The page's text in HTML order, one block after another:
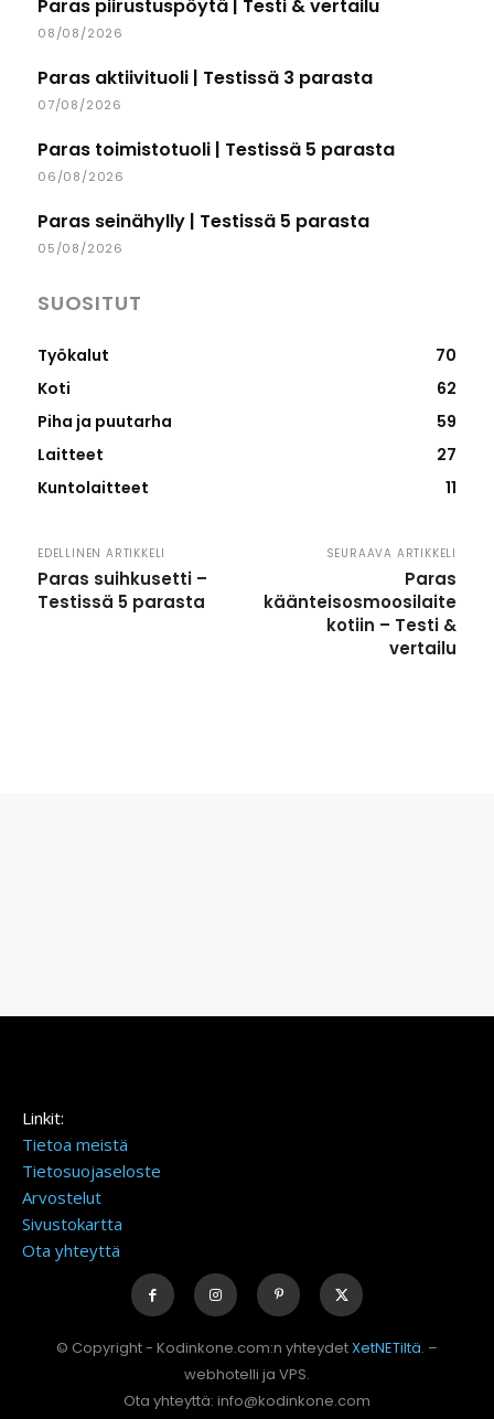
Paras piirustuspöytä | Testi & vertailu
08/08/2026
Paras aktiivituoli | Testissä 3 parasta
07/08/2026
Paras toimistotuoli | Testissä 5 parasta
06/08/2026
Paras seinähylly | Testissä 5 parasta
05/08/2026
SUOSITUT
Työkalut
70
Koti
62
Piha ja puutarha
59
Laitteet
27
Kuntolaitteet
11
EDELLINEN ARTIKKELI
Paras suihkusetti –
Testissä 5 parasta
SEURAAVA ARTIKKELI
Paras
käänteisosmoosilaite
kotiin – Testi &
vertailu
Linkit:
Tietoa meistä
Tietosuojaseloste
Arvostelut
Sivustokartta
Ota yhteyttä
© Copyright - Kodinkone.com:n yhteydetXetNETiltä. –
webhotelli ja VPS.
Ota yhteyttä: info@kodinkone.com